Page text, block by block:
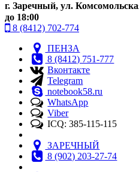
г. Заречный, ул.
до 18:00
8 (8412) 702-774
ПЕНЗА
8 (8412) 751-777
Вконтакте
Telegram
notebook58.ru
WhatsApp
Viber
ICQ: 385-115-115
ЗАРЕЧНЫЙ
8 (902) 203-27-74